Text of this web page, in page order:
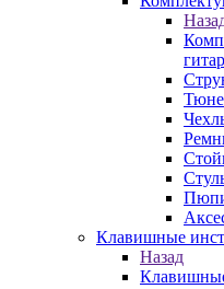
гитар
Клавишные
Назад